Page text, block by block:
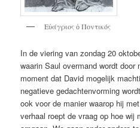
Εὐάγριος ὁ Ποντικός
In de viering van zondag 20
waarin Saul overmand wordt door
moment dat David mogelijk
negatieve gedachtenvorming
ook voor de manier waarop hij
verhaal roept de vraag op hoe wij